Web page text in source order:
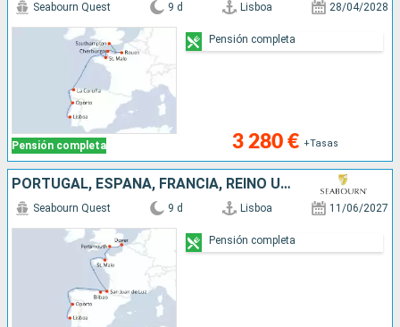
Pensión completa
Seabourn Quest 9 d Lisboa 28/04/2028
3 280 € +Tasas
Pensión completa
PORTUGAL, ESPAÑA, FRANCIA, REINO UNIDO
Seabourn Quest 9 d Lisboa 11/06/2027
Pensión completa